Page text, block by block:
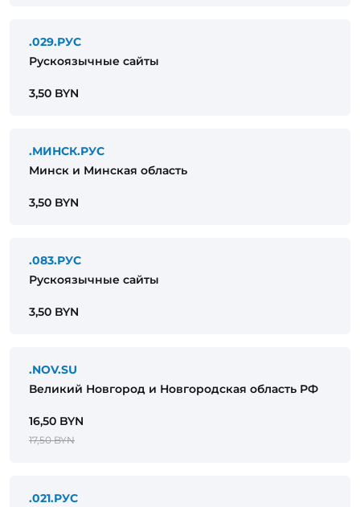
.029.РУС
Рускоязычные сайты
3,50 BYN
.МИНСК.РУС
Минск и Минская область
3,50 BYN
.083.РУС
Рускоязычные сайты
3,50 BYN
.NOV.SU
Великий Новгород и Новгородская область РФ
16,50 BYN
17,50 BYN
.021.РУС